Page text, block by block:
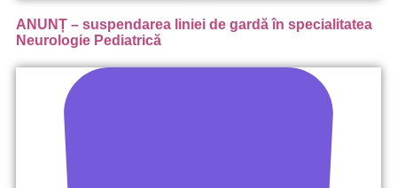
ANUNȚ – suspendarea liniei de gardă în specialitatea
Neurologie Pediatrică